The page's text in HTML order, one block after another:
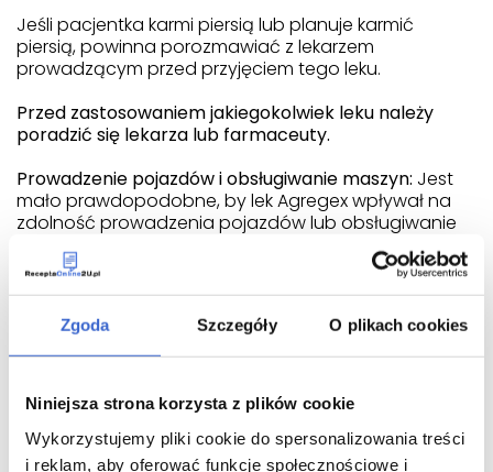
Zgoda Szczegóły O plikach cookies
Niniejsza strona korzysta z plików cookie
Wykorzystujemy pliki cookie do spersonalizowania treści
i reklam, aby oferować funkcje społecznościowe i
Jeśli pacjentka karmi piersią lub planuje karmić
piersią, powinna porozmawiać z lekarzem
prowadzącym przed przyjęciem tego leku.
Przed zastosowaniem jakiegokolwiek leku należy
poradzić się lekarza lub farmaceuty.
Prowadzenie pojazdów i obsługiwanie maszyn: Jest
mało prawdopodobne, by lek Agregex wpływał na
zdolność prowadzenia pojazdów lub obsługiwanie
maszyn.
Agregex zawiera laktozę.Jeżeli stwierdzono
wcześniej u pacjenta nietolerancję niektórych
cukrów, pacjent powinien skontaktować się z
lekarzem przed przyjęciem tego leku.
Agregex zawiera olej sojowy.Nie stosować tego leku,
jeśli pacjent jest uczulony na orzeszki ziemne albo
soję.